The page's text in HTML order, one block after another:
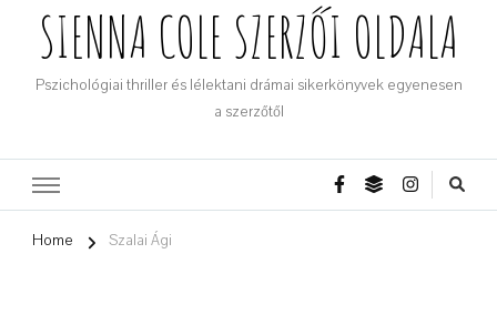
SIENNA COLE SZERZŐI OLDALA
Pszichológiai thriller és lélektani drámai sikerkönyvek egyenesen
a szerzőtől
Home Szalai Ági